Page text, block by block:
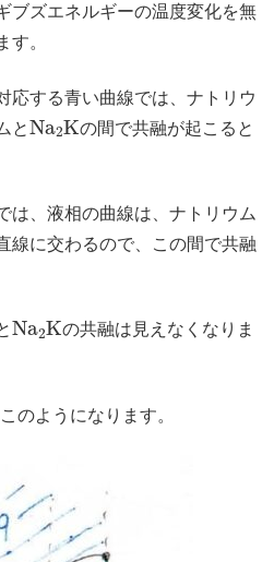
ブズエネルギーの温度変化を無
す。
応する青い曲線では、ナトリウ
と
N 2K
の間で共融が起こると
は、液相の曲線は、ナトリウム
線に交わるので、この間で共融
N 2K
の共融は見えなくなりま
のようになります。